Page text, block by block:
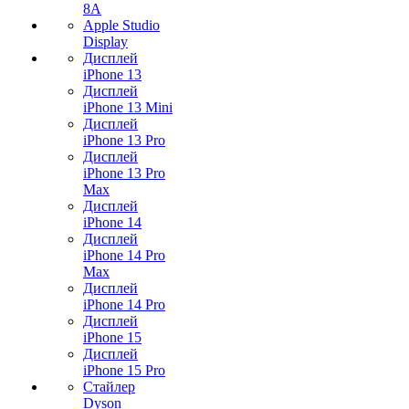
8A
Apple Studio
Display
Дисплей
iPhone 13
Дисплей
iPhone 13 Mini
Дисплей
iPhone 13 Pro
Дисплей
iPhone 13 Pro
Max
Дисплей
iPhone 14
Дисплей
iPhone 14 Pro
Max
Дисплей
iPhone 14 Pro
Дисплей
iPhone 15
Дисплей
iPhone 15 Pro
Стайлер
Dyson